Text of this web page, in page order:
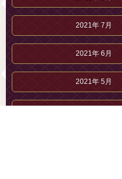
2021年 7月
2021年 6月
2021年 5月